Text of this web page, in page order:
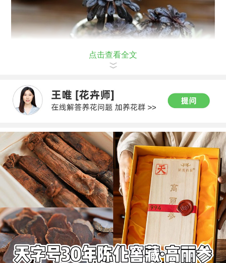
点击查看全文